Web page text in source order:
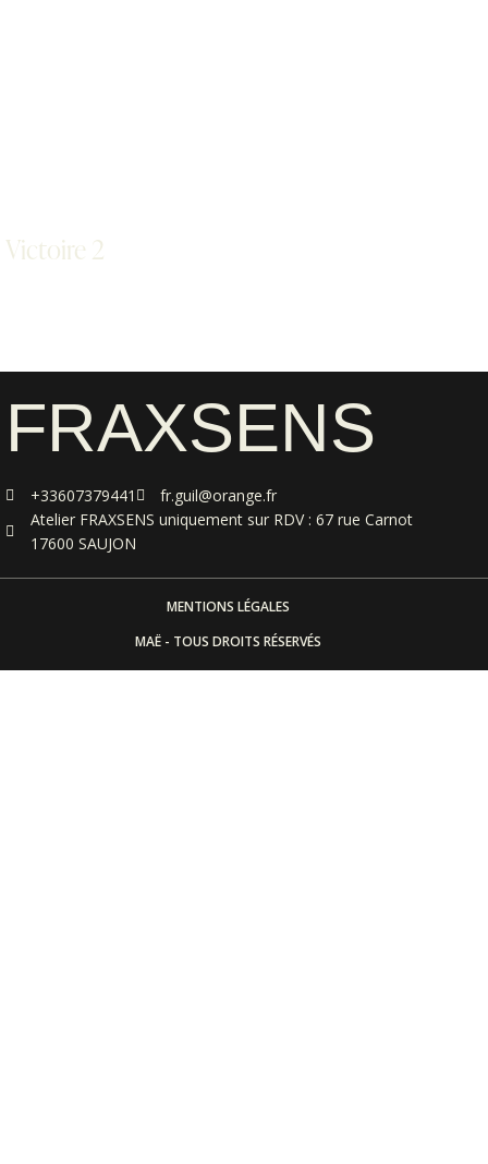
Victoire 2
FRAXSENS
+33607379441
fr.guil@orange.fr
Atelier FRAXSENS uniquement sur RDV : 67 rue Carnot
17600 SAUJON
MAË - TOUS DROITS RÉSERVÉS
MENTIONS LÉGALES